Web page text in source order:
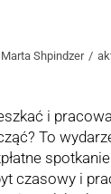
Marta Shpindzer
i
To
czasowy i